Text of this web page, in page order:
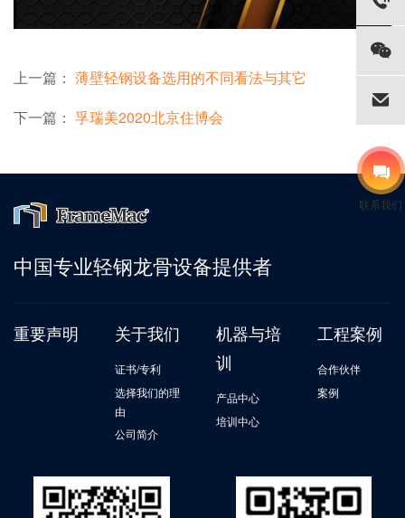
上一篇： 薄壁轻钢设备选用的不同看法与其它
下一篇： 孚瑞美2020北京住博会
中国专业轻钢龙骨设备提供者
重要声明 关于我们
证书/专利
选择我们的理
由
公司简介
机器与培
训
产品中心
培训中心
工程案例
合作伙伴
案例
联系我们